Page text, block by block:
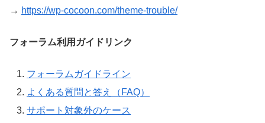
→ https://wp-cocoon.com/theme-trouble/
フォーラム利用ガイドリンク
フォーラムガイドライン
よくある質問と答え（FAQ）
サポート対象外のケース